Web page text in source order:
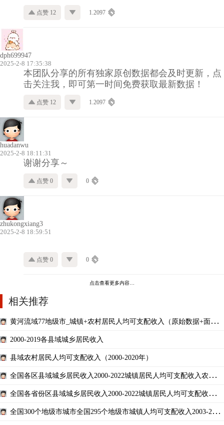
点赞 12 1.2097
dph699947
2025-2-8 17:35:38
本团队分享的所有独家原创数据都会及时更新，点
击关注我，即可第一时间免费获取最新数据！
点赞 12 1.2097
huadanwu
2025-2-8 18:11:31
谢谢分享～
点赞 0 0
zhukongxiang3
2025-2-8 18:59:51
点赞 0 0
点击查看更多内容…
相关推荐
黄河流域77地级市_城镇+农村居民人均可支配收入（原始数据+面板
2000-2019各县域城乡居民收入
县域农村居民人均可支配收入（2000-2020年）
全国各区县域城乡居民收入2000-2022城镇居民人均可支配收入农村居
全国各省份区县域城乡居民收入2000-2022城镇居民人均可支配收入农
全国300个地级市城市全国295个地级市城镇人均可支配收入2003-2022